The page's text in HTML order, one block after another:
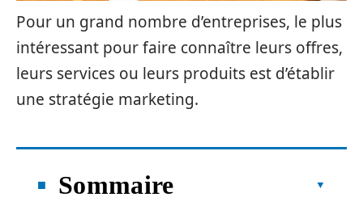
Pour un grand nombre d’entreprises, le plus
intéressant pour faire connaître leurs offres,
leurs services ou leurs produits est d’établir
une stratégie marketing.
Sommaire